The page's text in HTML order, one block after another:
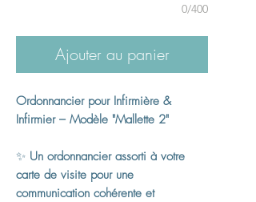
0/400
Ajouter au panier
Ordonnancier pour Infirmière &
Infirmier – Modèle "Mallette 2"
✨ Un ordonnancier assorti à votre
carte de visite pour une
communication cohérente et